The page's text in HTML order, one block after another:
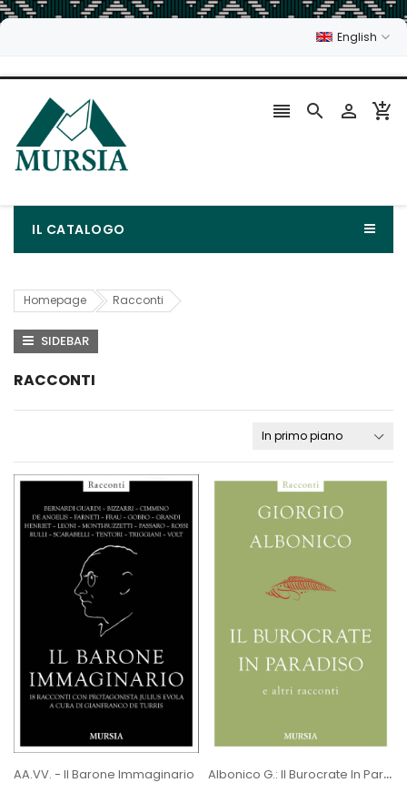
English
   
IL CATALOGO
Homepage Racconti
SIDEBAR
RACCONTI
AA.VV. - Il Barone Immaginario Albonico G.: Il Burocrate In Paradiso E Altri Racconti